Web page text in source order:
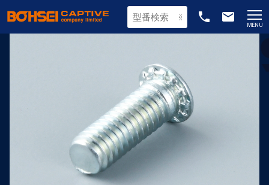
phone email
MENU